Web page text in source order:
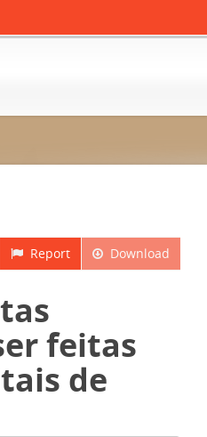
Download
Report
feitas
de